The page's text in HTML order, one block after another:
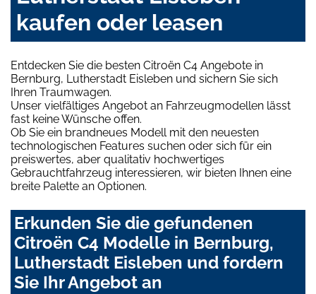
kaufen oder leasen
Entdecken Sie die besten Citroën C4 Angebote in
Bernburg, Lutherstadt Eisleben und sichern Sie sich
Ihren Traumwagen.
Unser vielfältiges Angebot an Fahrzeugmodellen lässt
fast keine Wünsche offen.
Ob Sie ein brandneues Modell mit den neuesten
technologischen Features suchen oder sich für ein
preiswertes, aber qualitativ hochwertiges
Gebrauchtfahrzeug interessieren, wir bieten Ihnen eine
breite Palette an Optionen.
Erkunden Sie die gefundenen
Citroën C4 Modelle in Bernburg,
Lutherstadt Eisleben und fordern
Sie Ihr Angebot an